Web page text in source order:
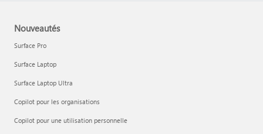
Nouveautés
Surface Pro
Surface Laptop
Surface Laptop Ultra
Copilot pour les organisations
Copilot pour une utilisation personnelle